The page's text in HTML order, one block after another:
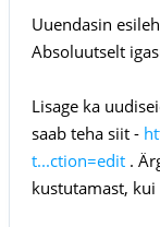
Uuendasin
Absoluutselt
Lisage ka
saab teha siit -
t...ction=edit.
kustutamast, kui